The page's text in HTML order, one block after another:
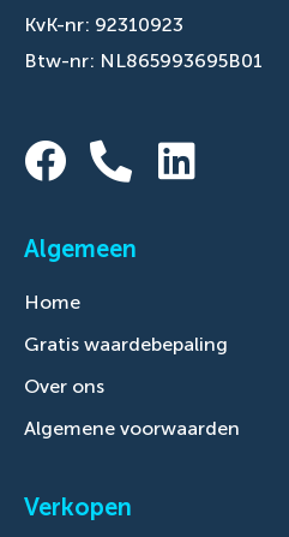
KvK-nr: 92310923
Btw-nr: NL865993695B01
Algemeen
Home
Gratis waardebepaling
Over ons
Algemene voorwaarden
Verkopen